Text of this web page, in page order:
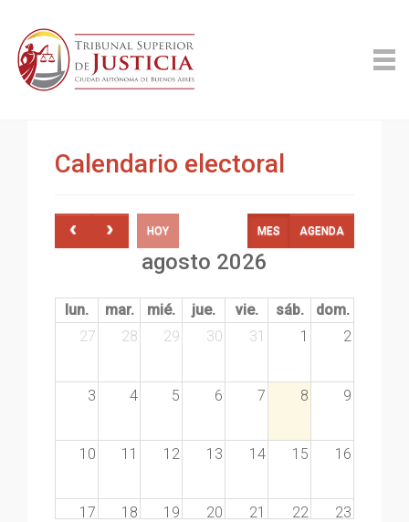
Calendario electoral
HOY MES AGENDA
agosto 2026
lun. mar. mié. jue. vie. sáb.
dom.
27
28 29 30 31 1 2
3 4 5 6 7 8 9
10 11 12 13 14 15 16
17 18 19 20 21 22 23